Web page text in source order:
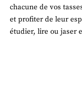
chacune de vos
et profiter de leur
étudier, lire ou jaser